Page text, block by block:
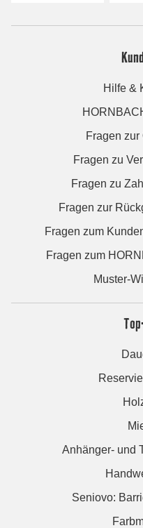
Hilfe &
Fragen
Fragen zu
Fragen zu
Fragen zur
Fragen zum
Fragen zum
Muster-
Anhänger- und
Seniovo: